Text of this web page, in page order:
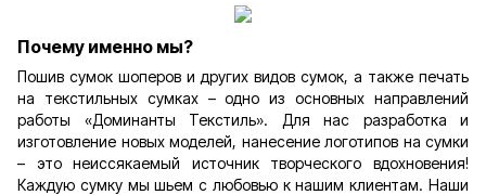
Почему именно мы?
Пошив сумок шоперов и других видов сумок, а также печать
на текстильных сумках – одно из основных направлений
работы «Доминанты Текстиль». Для нас разработка и
изготовление новых моделей, нанесение логотипов на сумки
– это неиссякаемый источник творческого вдохновения!
Каждую сумку мы шьем с любовью к нашим клиентам. Наши